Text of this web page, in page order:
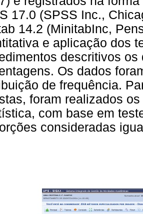
17.0 (SPSS Inc.,
14.2 (MinitabInc,
e aplicação dos
descritivos
Os dados
de frequência.
foram realizados
com base em
consideradas